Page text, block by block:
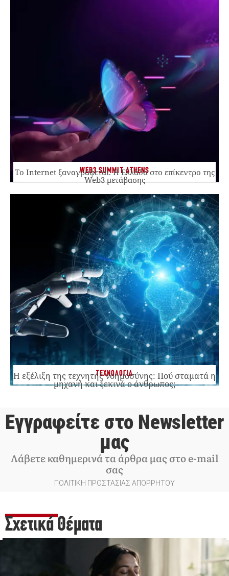
WEB3 SUMMIT ATHENS
Το Internet ξαναγράφεται. Η Ελλάδα στο επίκεντρο της
Web3 μετάβασης
ΤΕΧΝΟΛΟΓΙΑ
Η εξέλιξη της τεχνητής νοημοσύνης: Πού σταματά η
μηχανή και ξεκινά ο άνθρωπος;
Εγγραφείτε στο Newsletter
μας
Λάβετε καθημερινά τα άρθρα μας στο e-mail
σας
ΠΟΛΙΤΙΚΗ ΠΡΟΣΤΑΣΙΑΣ ΑΠΟΡΡΗΤΟΥ
Σχετικά Θέματα